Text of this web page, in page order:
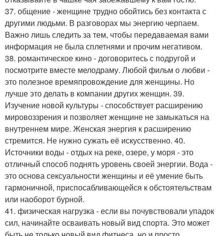
37. общение - женщине трудно обойтись без контакта с
другими людьми. В разговорах мы энергию черпаем.
Важно лишь следить за тем, чтобы передаваемая вами
информация не была сплетнями и прочим негативом.
38. романтическое кино - договоритесь с подругой и
посмотрите вместе мелодраму. Любой фильм о любви -
это полезное времяпровождение для женщины. Но
лучше это делать в компании других женщин. 39.
Изучение новой культуры - способствует расширению
мировоззрения и позволяет женщине не замыкаться на
внутреннем мире. Женская энергия к расширению
стремится. Не нужно сужать её искусственно. 40.
Источники воды - отдых на реке, озере, у моря - это
отличный способ поднять уровень своей энергии. Вода -
это основа сексуальности женщины и её умение быть
гармоничной, приспосабливающейся к обстоятельствам
или наоборот бурной.
41. физическая нагрузка - если вы почувствовали упадок
сил, начинайте осваивать новый вид спорта. Это может